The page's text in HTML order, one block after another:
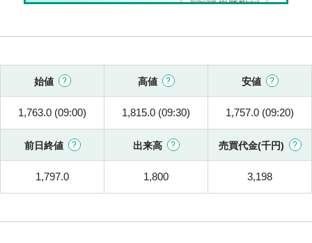
始値 高値 安値
1,763.0 (09:00) 1,815.0 (09:30) 1,757.0 (09:20)
前日終値 出来高 売買代金(千円)
1,797.0 1,800 3,198